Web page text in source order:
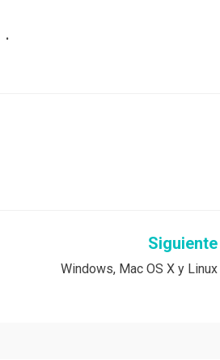
Siguiente
Windows, Mac OS X y Linux